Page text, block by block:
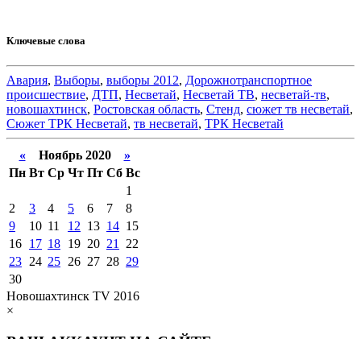
Ключевые слова
Авария, Выборы, выборы 2012, Дорожнотранспортное
происшествие, ДТП, Несветай, Несветай ТВ, несветай-тв,
новошахтинск, Ростовская область, Стенд, сюжет тв несветай,
Сюжет ТРК Несветай, тв несветай, ТРК Несветай
«Ноябрь 2020 »
Пн Вт Ср Чт Пт Сб Вс
1
2
3 4 5 6 7
8
9
10 11 12 13 14 15
16 17 18 19 20 21
22
23 24 25 26 27 28 29
30
Новошахтинск TV 2016
×